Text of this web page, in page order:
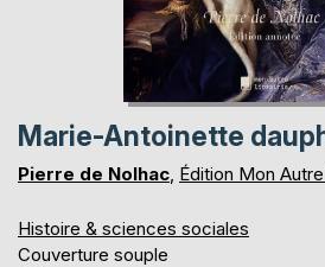
Marie-Antoinette
Pierre de Nolhac Édition Mon
Histoire & sciences sociales
Couverture souple